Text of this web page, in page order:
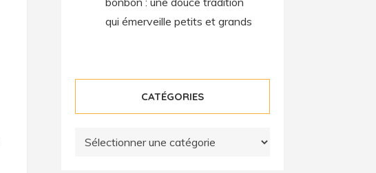
qui émerveille petits et grands
CATÉGORIES
Catégories